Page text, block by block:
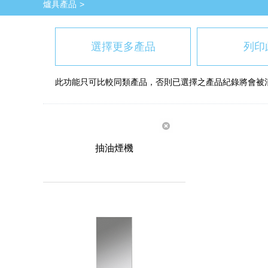
爐具產品
選擇更多產品 列印
此功能只可比較同類產品，否則已選擇之產品紀錄將會被
抽油煙機